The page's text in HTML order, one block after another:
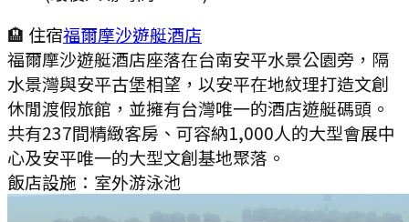
🏨 住宿福爾摩沙遊艇酒店
福爾摩沙遊艇酒店座落在台南安平水景公園旁，隔
水景灣與安平古堡相望，以安平在地紋理打造文創
休閒渡假旅館，並擁有台灣唯一的酒店遊艇碼頭。
共有237間精緻客房、可容納1,000人的大型會展中
心及安平唯一的大型文創基地聚落。
飯店設施： 室外游泳池